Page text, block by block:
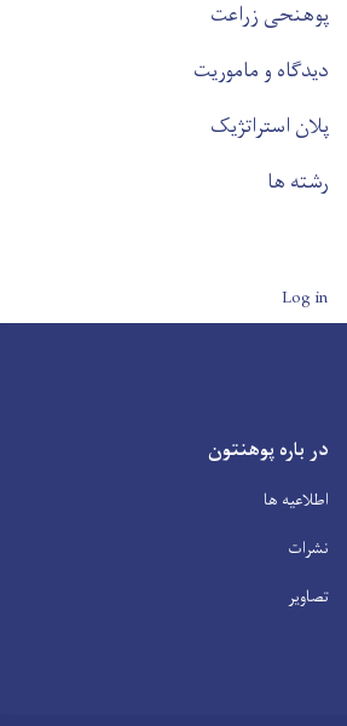
پوهنحی زراعت
دیدگاه و ماموریت
پلان استراتژیک
رشته ها
User account menu
Log in
در باره پوهنتون
اطلاعیه ها
نشرات
تصاویر